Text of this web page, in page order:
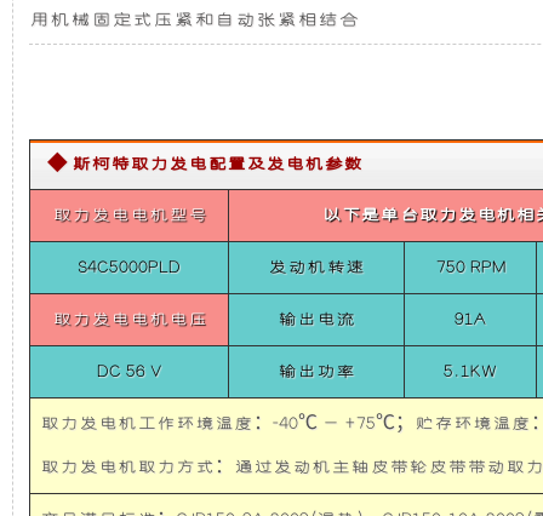
音
更
低，
机
而
在
其
发
电
机
供
电
系
统
5KW
Belt
Power
System
For
FORD
FT150
用机械固定式压紧和自动张紧相结合
◆ 斯柯特取力发电配置及发电机参数
取力发电电机型号 以下是单台取力发电机
S4C5000PLD 发动机转速 750 RPM
取力发电电机电压 输出电流 91A
DC 56 V 输出功率 5.1KW
取力发电机工作环境温度：-40℃ — +75℃；贮存环境温
取力发电机取力方式：通过发动机主轴皮带轮皮带